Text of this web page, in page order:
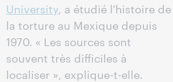
University, a étudié l'histoire de
la torture au Mexique depuis
1970. « Les sources sont
souvent très difficiles à
localiser », explique-t-elle.